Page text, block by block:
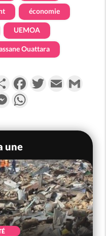
économie
UEMOA
Ouattara
PartagerFacebookTwitterEmail
Messenger
une